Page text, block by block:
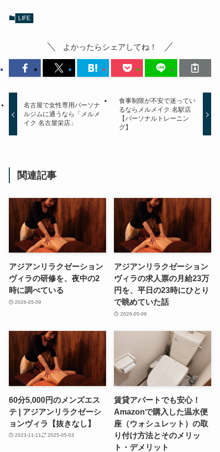
LIFE
よかったらシェアしてね！
名古屋で女性専用パーソナ
ルジムに通うなら「メルメ
イク 名古屋栄店」
食事制限が不安で迷ってい
るならメルメイク 名駅店
【パーソナルトレーニン
グ】
関連記事
アジアンリラクゼーション
ヴィラの研修を、夜中の2
時に調べている
2026-05-09
アジアンリラクゼーション
ヴィラの求人票の月給23万
円を、平日の23時にひとり
で眺めていた話
2026-05-09
60分5,000円のメンズエス
テ | アジアンリラクゼーシ
ョンヴィラ【抜きなし】
2023-11-11 2025-05-03
賃貸アパートでも安心！
Amazonで購入した温水便
座（ウォシュレット）の取
り付け方法とそのメリッ
ト・デメリット